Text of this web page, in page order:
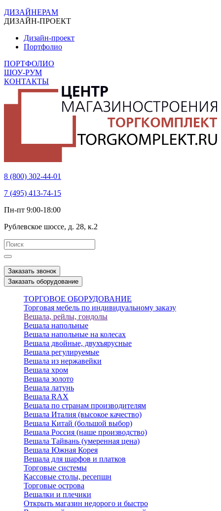
ДИЗАЙНЕРАМ
ДИЗАЙН-ПРОЕКТ
Дизайн-проект
Портфолио
ПОРТФОЛИО
ШОУ-РУМ
КОНТАКТЫ
8 (800) 302-44-01
7 (495) 413-74-15
Пн-пт 9:00-18:00
Рублевское шоссе, д. 28, к.2
Заказать звонок
Заказать оборудование
ТОРГОВОЕ ОБОРУДОВАНИЕ
Торговая мебель по индивидуальному заказу
Вешала, рейлы, гондолы
Вешала напольные
Вешала напольные на колесах
Вешала двойные, двухъярусные
Вешала регулируемые
Вешала из нержавейки
Вешала хром
Вешала золото
Вешала латунь
Вешала RAX
Вешала по странам производителям
Вешала Италия (высокое качество)
Вешала Китай (большой выбор)
Вешала Россия (наше производство)
Вешала Тайвань (умеренная цена)
Вешала Южная Корея
Вешала для шарфов и платков
Торговые системы
Кассовые столы, ресепшн
Торговые острова
Вешалки и плечики
Открыть магазин недорого и быстро